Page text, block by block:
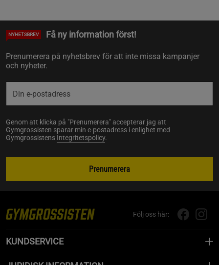
NYHETSBREV Få ny information först!
Prenumerera på nyhetsbrev för att inte missa kampanjer
och nyheter.
Genom att klicka på "Prenumerera" accepterar jag att
Gymgrossisten sparar min e-postadress i enlighet med
Gymgrossistens Integritetspolicy.
Prenumerera
Följ oss här:
KUNDSERVICE